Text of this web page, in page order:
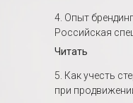
4. Опыт
Российская
5. Как учесть
при
Читать